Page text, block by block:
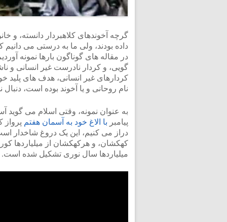
گرچه آخوندهای کلاهبردار دانسته، و
داده بودند، ولی ما به درستی می
در مقاله های گوناگون بارها نمونه
کردارهای غیر انسانی، هدف های پلید
نام روحانی و یا آخوند بوده است، دنبال
به عنوان نمونه، وقتی اسلام می
پیامبر با الاغ خود به آسمان هفتم پرواز
دراز می کنیم، این یک دروغ شاخدار
کهکشان، و هرکهکشان از میلیاردها
میلیاردها سال نوری تشکیل شده است.